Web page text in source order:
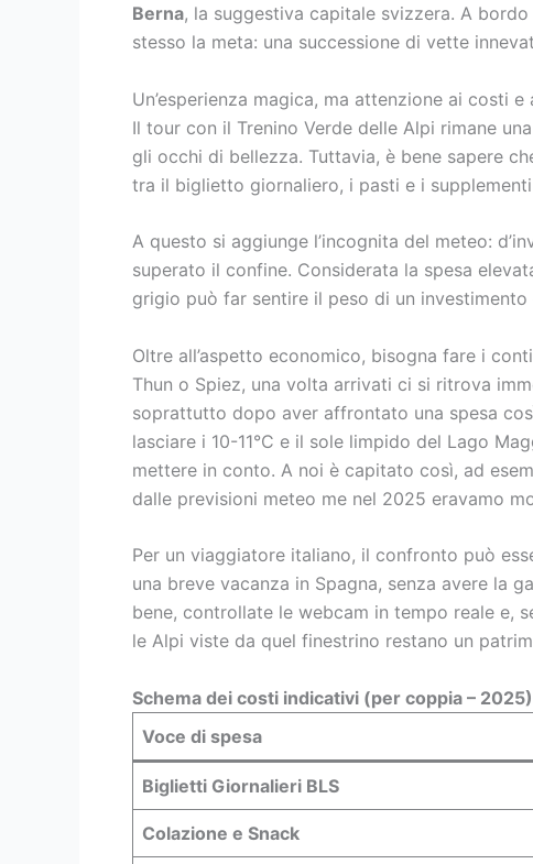
Berna, la suggestiva capitale svizzera. A
stesso la meta: una successione di vette
Un’esperienza magica, ma attenzione ai costi e
Il tour con il Trenino Verde delle Alpi rimane
gli occhi di bellezza. Tuttavia, è bene sapere
tra il biglietto giornaliero, i pasti e i
A questo si aggiunge l’incognita del meteo:
superato il confine. Considerata la spesa
grigio può far sentire il peso di un investimento
Oltre all’aspetto economico, bisogna fare i
Thun o Spiez, una volta arrivati ci si ritrova
soprattutto dopo aver affrontato una spesa
lasciare i 10-11°C e il sole limpido del Lago
mettere in conto. A noi è capitato così, ad
dalle previsioni meteo me nel 2025 eravamo
Per un viaggiatore italiano, il confronto può
una breve vacanza in Spagna, senza avere la
bene, controllate le webcam in tempo reale e,
le Alpi viste da quel finestrino restano un
Schema dei costi indicativi (per coppia – 2025)
Voce di spesa
Biglietti Giornalieri BLS
Colazione e Snack